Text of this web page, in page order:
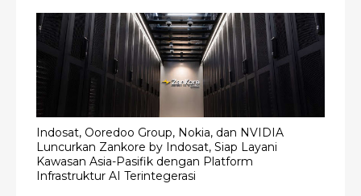
Indosat, Ooredoo Group, Nokia, dan NVIDIA
Luncurkan Zankore by Indosat, Siap Layani
Kawasan Asia-Pasifik dengan Platform
Infrastruktur AI Terintegerasi